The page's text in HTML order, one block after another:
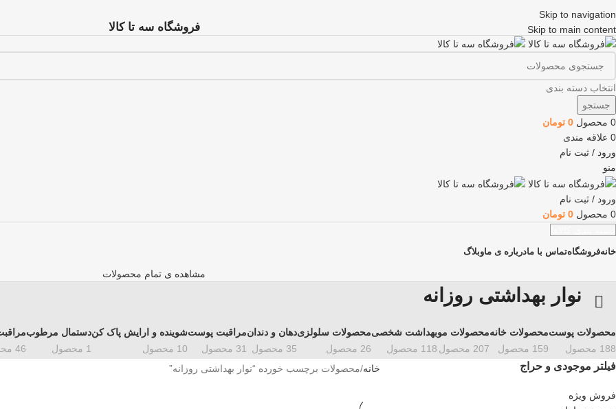
Skip to navigation
Skip to main content
فروشگاه سه تا کالا
انتخاب دسته بندی
جستجو
0 محصول 0 تومان
0 علاقه مندی
ورود / ثبت نام
منو
ورود / ثبت نام
0 محصول 0 تومان
خانهفروشگاهتماس با مادرباره ی ماوبلاگ
مشاهده ی تمام محصولات
نوار بهداشتی روزانه
محصولات پوست
188 محصول
محصولات خانه
159 محصول
محصولات مو
207 محصول
بهداشت شخصی
118 محصول
محصولات سلولزی
26 محصول
دهان و دندان
35 محصول
مراقبت پوست
31 محصول
شوینده و ارایش پاک کن
10 محصول
دستمال مرطوب
1 محصول
46 محصول
فیلتر موجودی و حراج
فروش ویژه
خانه محصولات برچسب خورده “نوار بهداشتی روزانه”